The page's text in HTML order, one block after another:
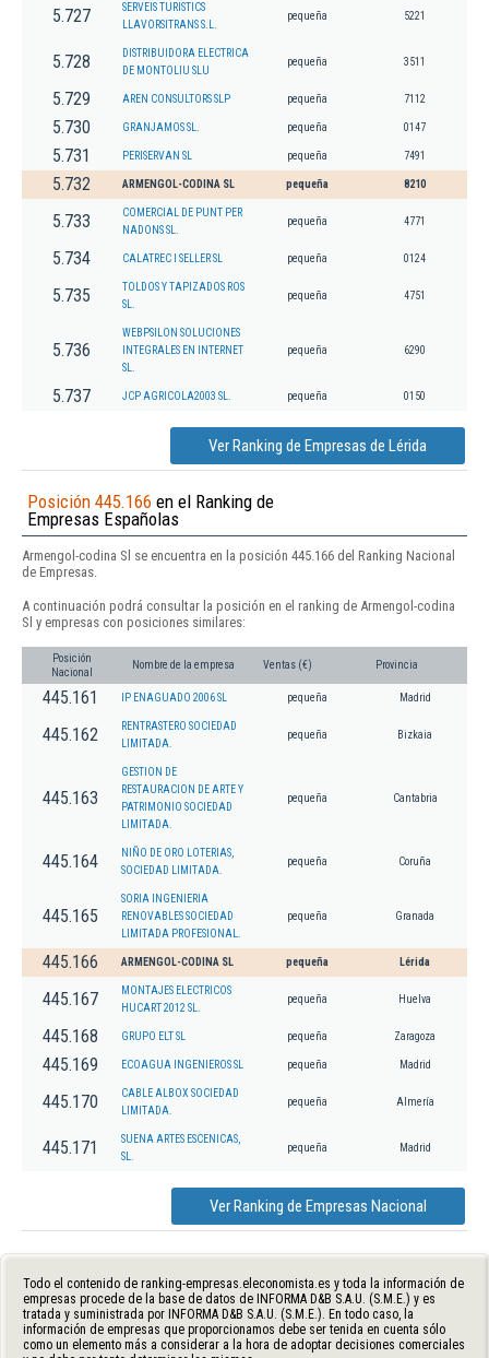
5.727
SERVEIS TURISTICS
LLAVORSITRANS S.L.
pequeña 5221
5.728
DISTRIBUIDORA ELECTRICA
DE MONTOLIU SLU
pequeña 3511
5.729 AREN CONSULTORS SLP pequeña 7112
5.730 GRANJAMOS SL. pequeña 0147
5.731 PERISERVAN SL pequeña 7491
5.732 ARMENGOL-CODINA SL pequeña 8210
5.733
COMERCIAL DE PUNT PER
NADONS SL.
pequeña 4771
5.734 CALATREC I SELLER SL pequeña 0124
5.735
TOLDOS Y TAPIZADOS ROS
SL.
pequeña 4751
5.736
WEBPSILON SOLUCIONES
INTEGRALES EN INTERNET
SL.
pequeña 6290
5.737 JCP AGRICOLA2003 SL. pequeña 0150
Ver Ranking de Empresas de Lérida
Posición 445.166 en el Ranking de
Empresas Españolas
Armengol-codina Sl se encuentra en la posición 445.166 del Ranking Nacional
de Empresas.
A continuación podrá consultar la posición en el ranking de Armengol-codina
Sl y empresas con posiciones similares:
Posición
Nacional
Nombre de la empresa Ventas (€) Provincia
445.161 IP ENAGUADO 2006 SL pequeña Madrid
445.162
RENTRASTERO SOCIEDAD
LIMITADA.
pequeña Bizkaia
445.163
GESTION DE
RESTAURACION DE ARTE Y
PATRIMONIO SOCIEDAD
LIMITADA.
pequeña Cantabria
445.164
NIÑO DE ORO LOTERIAS,
SOCIEDAD LIMITADA.
pequeña Coruña
445.165
SORIA INGENIERIA
RENOVABLES SOCIEDAD
LIMITADA PROFESIONAL.
pequeña Granada
445.166 ARMENGOL-CODINA SL pequeña Lérida
445.167
MONTAJES ELECTRICOS
HUCART 2012 SL.
pequeña Huelva
445.168 GRUPO ELT SL pequeña Zaragoza
445.169 ECOAGUA INGENIEROS SL pequeña Madrid
445.170
CABLE ALBOX SOCIEDAD
LIMITADA.
pequeña Almería
445.171
SUENA ARTES ESCENICAS,
SL.
pequeña Madrid
Ver Ranking de Empresas Nacional
Todo el contenido de ranking-empresas.eleconomista.es y toda la información de
empresas procede de la base de datos de INFORMA D&B S.A.U. (S.M.E.) y es
tratada y suministrada por INFORMA D&B S.A.U. (S.M.E.). En todo caso, la
información de empresas que proporcionamos debe ser tenida en cuenta sólo
como un elemento más a considerar a la hora de adoptar decisiones comerciales